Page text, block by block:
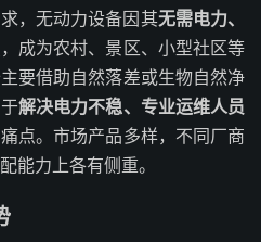
，无动力设备因其无需电力、
成为农村、景区、小型社区等
要借助自然落差或生物自然净
解决电力不稳、专业运维人员
点。市场产品多样，不同厂商
能力上各有侧重。